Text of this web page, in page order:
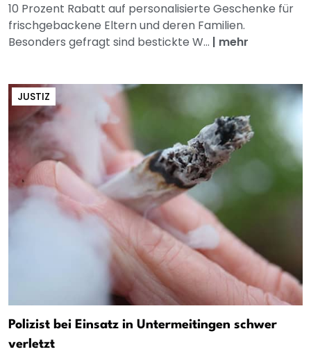
10 Prozent Rabatt auf personalisierte Geschenke für
frischgebackene Eltern und deren Familien.
Besonders gefragt sind bestickte W... | mehr
JUSTIZ
Polizist bei Einsatz in Untermeitingen schwer
verletzt